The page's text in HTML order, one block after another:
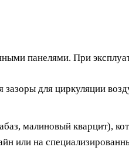
панелями. При
для циркуляции
малиновый кварцит),
или на